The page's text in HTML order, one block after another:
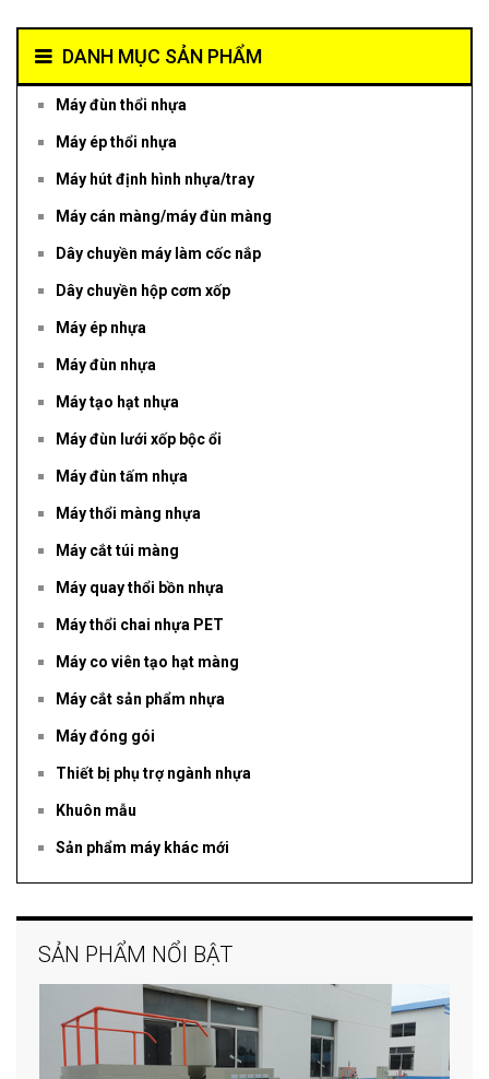
DANH MỤC SẢN PHẨM
Máy đùn thổi nhựa
Máy ép thổi nhựa
Máy hút định hình nhựa/tray
Máy cán màng/máy đùn màng
Dây chuyền máy làm cốc nắp
Dây chuyền hộp cơm xốp
Máy ép nhựa
Máy đùn nhựa
Máy tạo hạt nhựa
Máy đùn lưới xốp bộc ổi
Máy đùn tấm nhựa
Máy thổi màng nhựa
Máy cắt túi màng
Máy quay thổi bồn nhựa
Máy thổi chai nhựa PET
Máy co viên tạo hạt màng
Máy cắt sản phẩm nhựa
Máy đóng gói
Thiết bị phụ trợ ngành nhựa
Khuôn mẫu
Sản phẩm máy khác mới
SẢN PHẨM NỔI BẬT